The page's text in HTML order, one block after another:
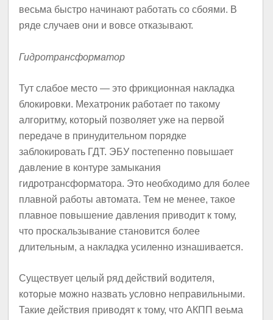
весьма быстро начинают работать со сбоями. В
ряде случаев они и вовсе отказывают.
Гидротрансформатор
Тут слабое место — это фрикционная накладка
блокировки. Мехатроник работает по такому
алгоритму, который позволяет уже на первой
передаче в принудительном порядке
заблокировать ГДТ. ЭБУ постепенно повышает
давление в контуре замыкания
гидротрансформатора. Это необходимо для более
плавной работы автомата. Тем не менее, такое
плавное повышение давления приводит к тому,
что проскальзывание становится более
длительным, а накладка усиленно изнашивается.
Существует целый ряд действий водителя,
которые можно назвать условно неправильными.
Такие действия приводят к тому, что АКПП веьма